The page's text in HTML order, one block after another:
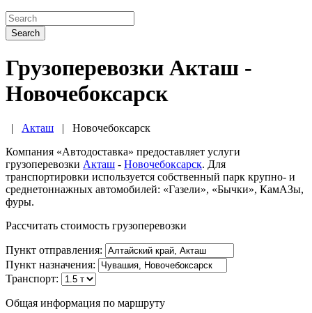
Search
Грузоперевозки Акташ -
Новочебоксарск
| Акташ | Новочебоксарск
Компания «Автодоставка» предоставляет услуги
грузоперевозки Акташ - Новочебоксарск. Для
транспортировки используется собственный парк крупно- и
среднетоннажных автомобилей: «Газели», «Бычки», КамАЗы,
фуры.
Рассчитать стоимость грузоперевозки
Пункт отправления:
Пункт назначения:
Транспорт:
Общая информация по маршруту